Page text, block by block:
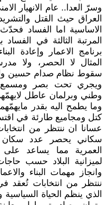
وسرّ العدا.. عام الانهيار
العراق حيث القتل
الاساسية اما الفساد
المرتبة الثالثة في
برنامج الاعمار وإعادة
المثال لا الحصر، ولا
سقوط نظام صدام حسين
ويجري تحت بصر ومسمع
وطني وبرلمان عاطل
وما يطمح اليه بقدر
كتل ومجاميع طارئة في
عسانا ان ننتظر من
سكاني يحصر عدد سكان
العمرية مما يساعد على
لميزانية البلاد حسب
وانجاز مهمات البناء
ننتظر من انتخابات تُعقد
الذي ينظم الحياة